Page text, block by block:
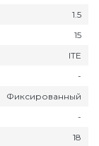
1.5
15
ITE
-
Фиксированный
-
18